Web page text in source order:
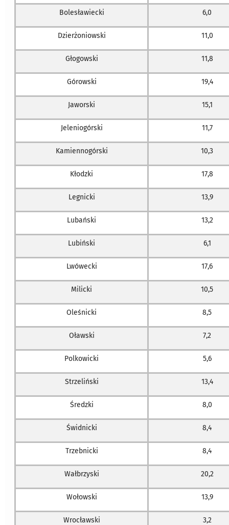
Bolesławiecki 6,0
Dzierżoniowski 11,0
Głogowski 11,8
Górowski 19,4
Jaworski 15,1
Jeleniogórski 11,7
Kamiennogórski 10,3
Kłodzki 17,8
Legnicki 13,9
Lubański 13,2
Lubiński 6,1
Lwówecki 17,6
Milicki 10,5
Oleśnicki 8,5
Oławski 7,2
Polkowicki 5,6
Strzeliński 13,4
Średzki 8,0
Świdnicki 8,4
Trzebnicki 8,4
Wałbrzyski 20,2
Wołowski 13,9
Wrocławski 3,2